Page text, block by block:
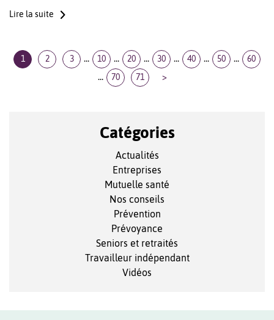
Lire la suite
1 2 3 ... 10 ... 20 ... 30 ... 40 ... 50 ... 60
... 70 71 >
Catégories
Actualités
Entreprises
Mutuelle santé
Nos conseils
Prévention
Prévoyance
Seniors et retraités
Travailleur indépendant
Vidéos